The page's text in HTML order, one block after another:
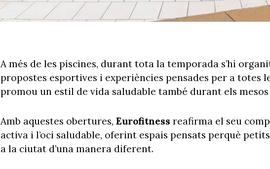
A més de les piscines, durant tota la temporada s’hi
propostes esportives i experiències pensades per a totes
promou un estil de vida saludable també durant els mesos
Amb aquestes obertures, Eurofitness reafirma el seu
activa i l’oci saludable, oferint espais pensats perquè
a la ciutat d’una manera diferent.